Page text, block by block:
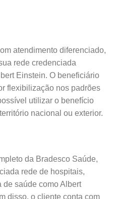
atendimento diferenciado,
rede credenciada
Einstein. O beneficiário
flexibilização nos padrões
utilizar o benefício
nacional ou exterior.
da Bradesco Saúde,
rede de hospitais,
de saúde como Albert
disso, o cliente conta com